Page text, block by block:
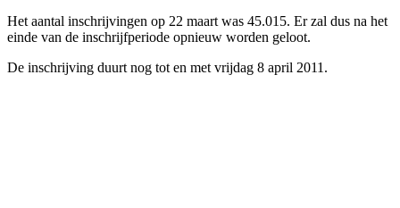
Het aantal inschrijvingen op 22 maart was 45.015. Er zal dus na het
einde van de inschrijfperiode opnieuw worden geloot.
De inschrijving duurt nog tot en met vrijdag 8 april 2011.